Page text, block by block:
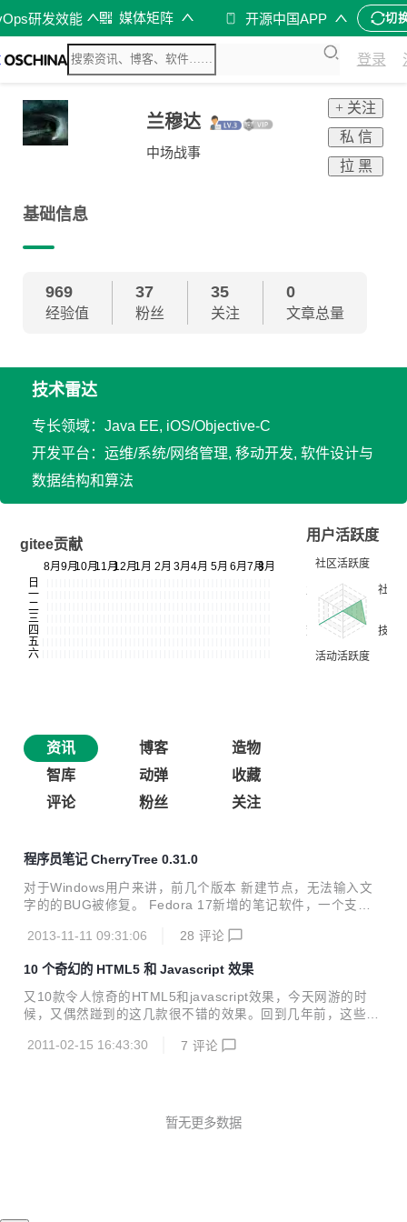
研发效能 媒体矩阵 开源中国APP 切
登录
兰穆达
中场战事
+ 关注
私 信
拉 黑
基础信息
969
经验值
37
粉丝
35
关注
0
文章总量
技术雷达
专长领域：Java EE, iOS/Objective-C
开发平台：运维/系统/网络管理, 移动开发, 软件设计与
数据结构和算法
gitee贡献
用户活跃度
资讯 博客
造物
智库
动弹
收藏
评论
粉丝 关注
程序员笔记 CherryTree 0.31.0
对于Windows用户来讲，前几个版本 新建节点，无法输入文
字的的BUG被修复。 Fedora 17新增的笔记软件，一个支持
码高亮，支持Linux和Windows平台。 数据采用sqlite或XML
it、Tomboy、TuxCards、Treepad、Leo等笔记软件导入数
据。
2013-11-11 09:31:06 28 评论
10 个奇幻的 HTML5 和 Javascript 效果
又10款令人惊奇的HTML5和javascript效果，今天网游的时
候，又偶然踫到的这几款很不错的效果。回到几年前，这些效
的就可以实现了。 之前也发布了几篇此类的文章，但觉得这几
常喜欢Breathing Galaxies和FlowerPower，真得很炫，你喜
2011-02-15 16:43:30 7 评论
暂无更多数据